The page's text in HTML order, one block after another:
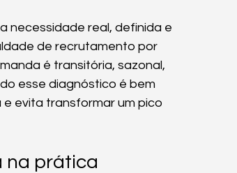
necessidade real, definida e
de recrutamento por
é transitória, sazonal,
esse diagnóstico é bem
evita transformar um pico
na prática